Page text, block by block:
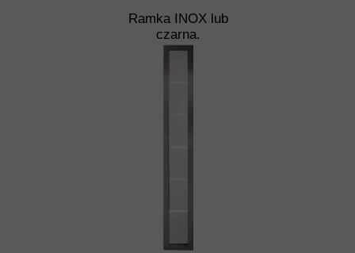
Ramka INOX lub
czarna.